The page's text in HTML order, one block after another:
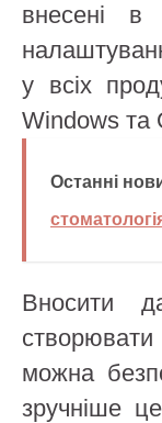
внесені в
у всіх
Windows та
Останні
Вносити
можна
зручніше